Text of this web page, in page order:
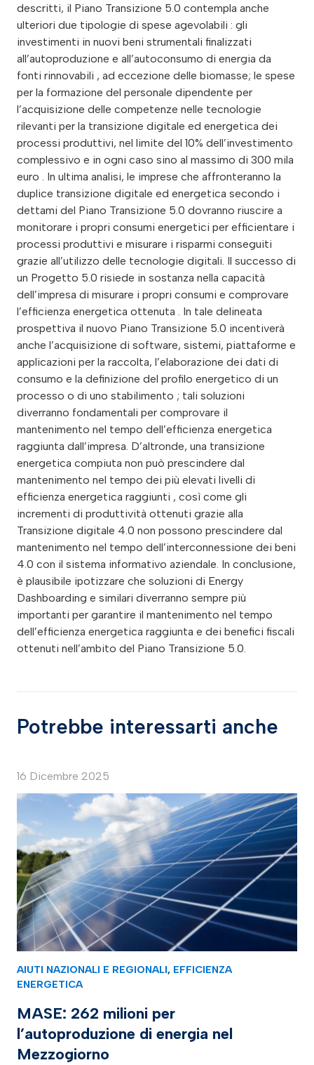
descritti, il Piano Transizione 5.0 contempla anche
ulteriori due tipologie di spese agevolabili : gli
investimenti in nuovi beni strumentali finalizzati
all’autoproduzione e all’autoconsumo di energia da
fonti rinnovabili , ad eccezione delle biomasse; le spese
per la formazione del personale dipendente per
l’acquisizione delle competenze nelle tecnologie
rilevanti per la transizione digitale ed energetica dei
processi produttivi, nel limite del 10% dell’investimento
complessivo e in ogni caso sino al massimo di 300 mila
euro . In ultima analisi, le imprese che affronteranno la
duplice transizione digitale ed energetica secondo i
dettami del Piano Transizione 5.0 dovranno riuscire a
monitorare i propri consumi energetici per efficientare i
processi produttivi e misurare i risparmi conseguiti
grazie all’utilizzo delle tecnologie digitali. Il successo di
un Progetto 5.0 risiede in sostanza nella capacità
dell’impresa di misurare i propri consumi e comprovare
l’efficienza energetica ottenuta . In tale delineata
prospettiva il nuovo Piano Transizione 5.0 incentiverà
anche l’acquisizione di software, sistemi, piattaforme e
applicazioni per la raccolta, l’elaborazione dei dati di
consumo e la definizione del profilo energetico di un
processo o di uno stabilimento ; tali soluzioni
diverranno fondamentali per comprovare il
mantenimento nel tempo dell’efficienza energetica
raggiunta dall’impresa. D’altronde, una transizione
energetica compiuta non può prescindere dal
mantenimento nel tempo dei più elevati livelli di
efficienza energetica raggiunti , così come gli
incrementi di produttività ottenuti grazie alla
Transizione digitale 4.0 non possono prescindere dal
mantenimento nel tempo dell’interconnessione dei beni
4.0 con il sistema informativo aziendale. In conclusione,
è plausibile ipotizzare che soluzioni di Energy
Dashboarding e similari diverranno sempre più
importanti per garantire il mantenimento nel tempo
dell’efficienza energetica raggiunta e dei benefici fiscali
ottenuti nell’ambito del Piano Transizione 5.0.
Potrebbe interessarti anche
16 Dicembre 2025
AIUTI NAZIONALI E REGIONALI, EFFICIENZA
ENERGETICA
MASE: 262 milioni per
l’autoproduzione di energia nel
Mezzogiorno